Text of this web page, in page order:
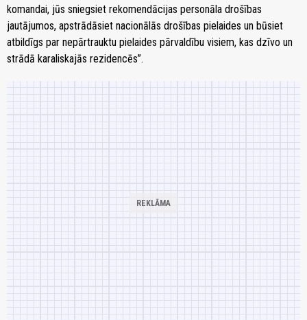
komandai, jūs sniegsiet rekomendācijas personāla drošības
jautājumos, apstrādāsiet nacionālās drošības pielaides un būsiet
atbildīgs par nepārtrauktu pielaides pārvaldību visiem, kas dzīvo un
strādā karaliskajās rezidencēs”.